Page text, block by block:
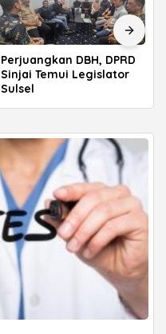
Bupati Ratnawati Resmi
Pimpin Gerindra Sinjai,
Siap Kawal Program